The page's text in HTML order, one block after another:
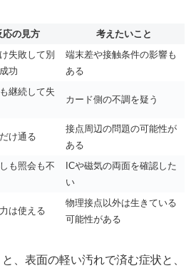
応の見方
考えたいこと
失敗して別
功
端末差や接触条件の影響も
ある
継続して失
カード側の不調を疑う
け通る
接点周辺の問題の可能性が
ある
も照会も不
ICや磁気の両面を確認した
い
は使える
物理接点以外は生きている
可能性がある
、表面の軽い汚れで済む症状と、